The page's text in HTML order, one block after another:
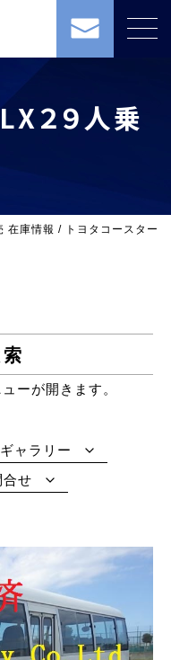
２９人乗
在庫情報 / トヨタコースター
ーが開きます。
ャラリー
合せ